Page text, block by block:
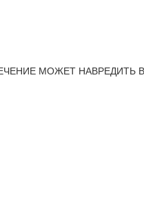
МОЖЕТ НАВРЕДИТЬ